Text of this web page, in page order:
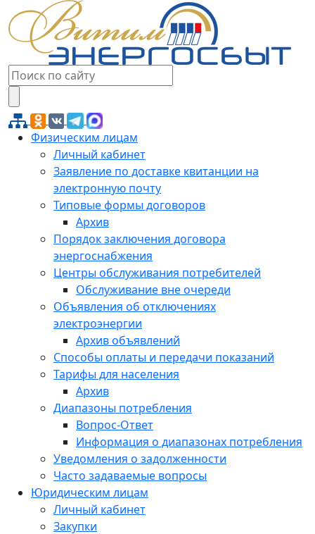
Физическим лицам
Личный кабинет
Заявление по доставке квитанции на
электронную почту
Типовые формы договоров
Архив
Порядок заключения договора
энергоснабжения
Центры обслуживания потребителей
Обслуживание вне очереди
Объявления об отключениях
электроэнергии
Архив объявлений
Способы оплаты и передачи показаний
Тарифы для населения
Архив
Диапазоны потребления
Вопрос-Ответ
Информация о диапазонах потребления
Уведомления о задолженности
Часто задаваемые вопросы
Юридическим лицам
Личный кабинет
Закупки